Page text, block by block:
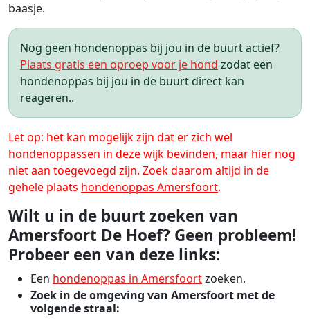
baasje.
Nog geen hondenoppas bij jou in de buurt actief?
Plaats gratis een oproep voor je hond zodat een
hondenoppas bij jou in de buurt direct kan
reageren..
Let op: het kan mogelijk zijn dat er zich wel
hondenoppassen in deze wijk bevinden, maar hier nog
niet aan toegevoegd zijn. Zoek daarom altijd in de
gehele plaats hondenoppas Amersfoort.
Wilt u in de buurt zoeken van
Amersfoort De Hoef? Geen probleem!
Probeer een van deze links:
Een hondenoppas in Amersfoortzoeken.
Zoek in de omgeving van Amersfoort met de
volgende straal: